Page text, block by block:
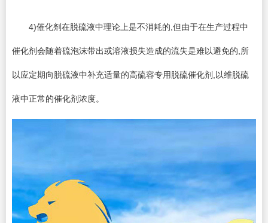
4)催化剂在脱硫液中理论上是不消耗的,但由于在生产过程中
催化剂会随着硫泡沫带出或溶液损失造成的流失是难以避免的,所
以应定期向脱硫液中补充适量的高硫容专用脱硫催化剂,以维脱硫
液中正常的催化剂浓度。